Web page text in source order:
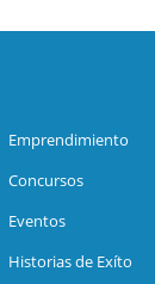
Emprendimiento
Concursos
Eventos
Historias de Exíto